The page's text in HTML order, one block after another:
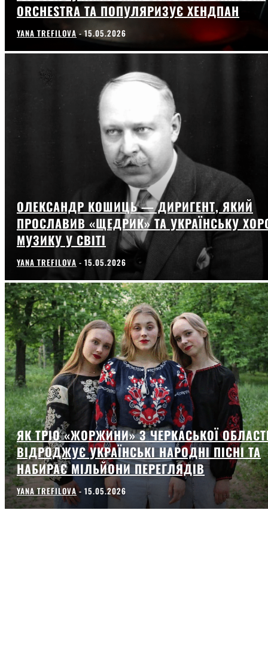
ORCHESTRA ТА ПОПУЛЯРИЗУЄ ХЕНДПАН
YANA TREFILOVA - 15.05.2026
ОЛЕКСАНДР КОШИЦЬ — ДИРИГЕНТ, ЯКИЙ
ПРОСЛАВИВ «ЩЕДРИК» ТА УКРАЇНСЬКУ
МУЗИКУ У СВІТІ
YANA TREFILOVA - 15.05.2026
ЯК ТРІО «ЖОРЖИНИ» З ЧЕРКАСЬКОЇ
ВІДРОДЖУЄ УКРАЇНСЬКІ НАРОДНІ ПІСНІ ТА
НАБИРАЄ МІЛЬЙОНИ ПЕРЕГЛЯДІВ
YANA TREFILOVA - 15.05.2026